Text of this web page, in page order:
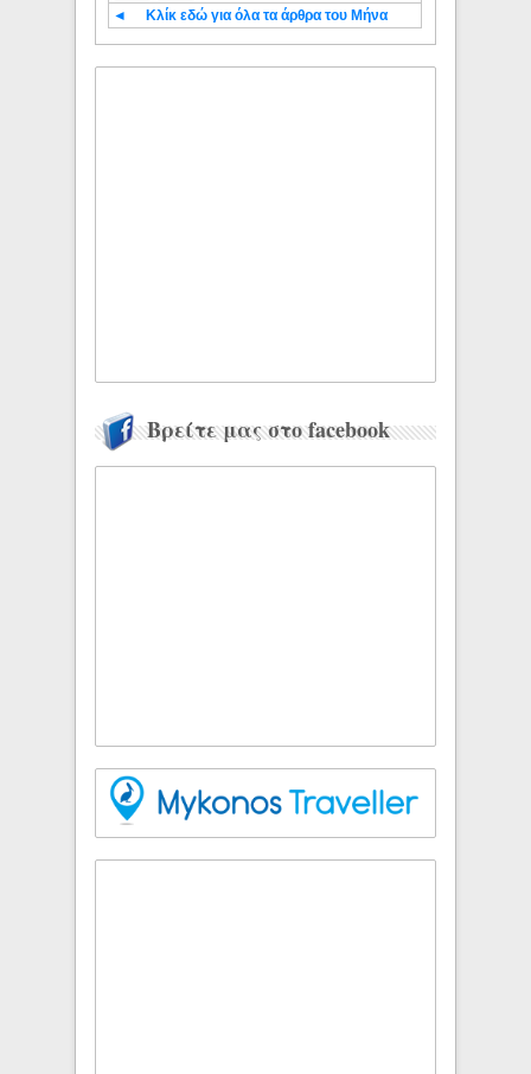
◄ Κλίκ εδώ για όλα τα άρθρα του Μήνα
Βρείτε μας στο facebook